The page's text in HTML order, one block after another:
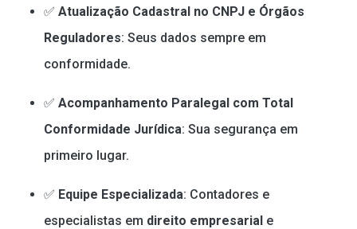
✅ Atualização Cadastral no CNPJ e Órgãos
Reguladores: Seus dados sempre em
conformidade.
✅ Acompanhamento Paralegal com Total
Conformidade Jurídica: Sua segurança em
primeiro lugar.
✅ Equipe Especializada: Contadores e
especialistas em direito empresarial e